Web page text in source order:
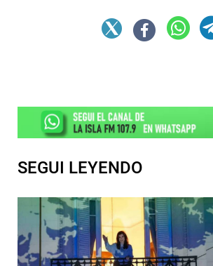
SEGUI LEYENDO